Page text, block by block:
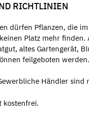
RICHTLINIEN
dürfen Pflanzen, die
Platz mehr finden.
altes Gartengerät,
feilgeboten werden.
Händler sind
kostenfrei.